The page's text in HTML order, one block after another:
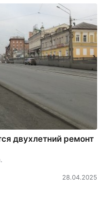
двухлетний ремонт
28.04.2025